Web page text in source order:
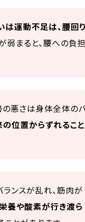
は運動不足は、腰回り
弱まると、腰への負担
の悪さは身体全体の
位置からずれること
ンスが乱れ、筋肉が
養や酸素が行き渡ら